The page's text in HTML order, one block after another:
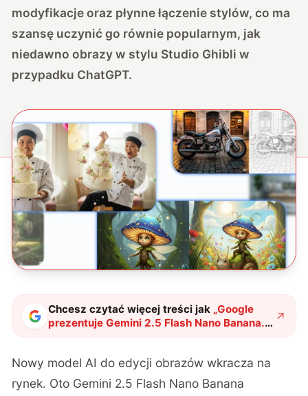
modyfikacje oraz płynne łączenie stylów, co ma
szansę uczynić go równie popularnym, jak
niedawno obrazy w stylu Studio Ghibli w
przypadku ChatGPT.
Chcesz czytać więcej treści jak „Google
prezentuje Gemini 2.5 Flash Nano Banana.
To nowa era tworzenia obrazów z AI?"?
Nowy model AI do edycji obrazów wkracza na
rynek. Oto Gemini 2.5 Flash Nano Banana